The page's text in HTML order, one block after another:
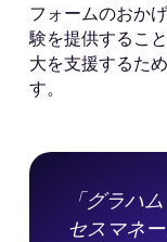
フォームのおか
験を提供するこ
大を支援するた
す。
「グラハ
セスマネ